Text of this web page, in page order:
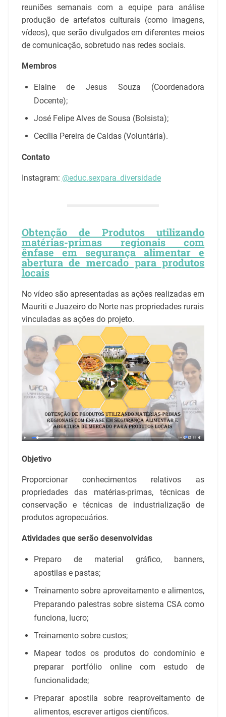
reuniões semanais com a equipe para análise
produção de artefatos culturais (como imagens,
vídeos), que serão divulgados em diferentes meios
de comunicação, sobretudo nas redes sociais.
Membros
Elaine de Jesus Souza (Coordenadora
Docente);
José Felipe Alves de Sousa (Bolsista);
Cecília Pereira de Caldas (Voluntária).
Contato
Instagram: @educ.sexpara_diversidade
Obtenção de Produtos utilizando
matérias-primas regionais com
ênfase em segurança alimentar e
abertura de mercado para produtos
locais
No vídeo são apresentadas as ações realizadas em
Mauriti e Juazeiro do Norte nas propriedades rurais
vinculadas as ações do projeto.
Objetivo
Proporcionar conhecimentos relativos as
propriedades das matérias-primas, técnicas de
conservação e técnicas de industrialização de
produtos agropecuários.
Atividades que serão desenvolvidas
Preparo de material gráfico, banners,
apostilas e pastas;
Treinamento sobre aproveitamento e alimentos,
Preparando palestras sobre sistema CSA como
funciona, lucro;
Treinamento sobre custos;
Mapear todos os produtos do condomínio e
preparar portfólio online com estudo de
funcionalidade;
Preparar apostila sobre reaproveitamento de
alimentos, escrever artigos científicos.